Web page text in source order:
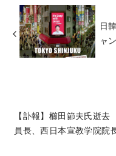
日
ャ
【訃報】櫛田節夫氏逝
員長、西日本宣教学院院